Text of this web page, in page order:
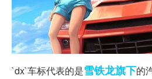
`dx`车标代表的是雪铁龙旗下的